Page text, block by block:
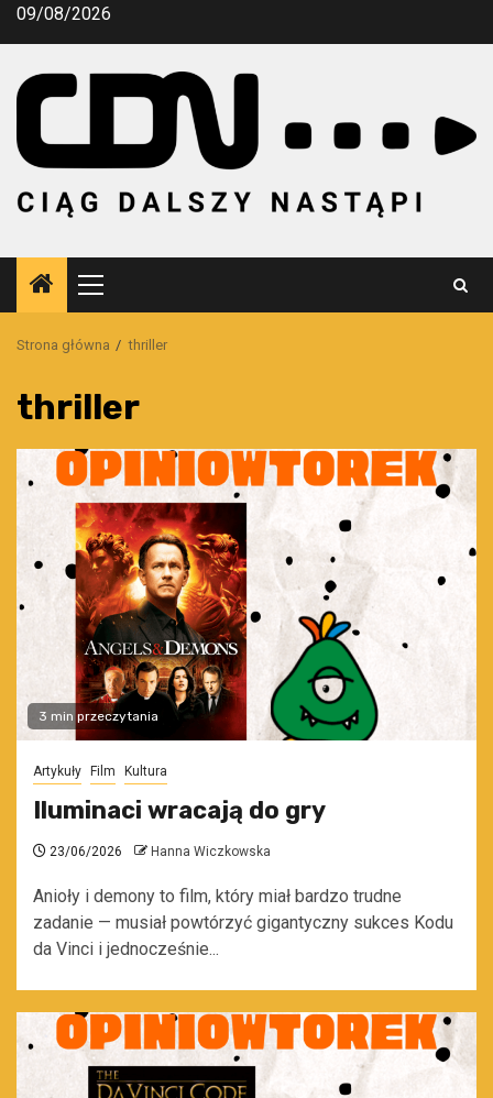
Przejdź
09/08/2026
Menu
główne
Strona główna thriller
thriller
3 min przeczytania
Artykuły Film Kultura
Iluminaci wracają do gry
23/06/2026 Hanna Wiczkowska
Anioły i demony to film, który miał bardzo trudne
zadanie — musiał powtórzyć gigantyczny sukces Kodu
da Vinci i jednocześnie...